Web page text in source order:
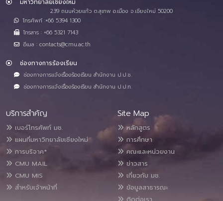
มหาวิทยาลัยเชียงใหม่
239 ถนนห้วยแก้ว ต.สุเทพ อ.เมือง จ.เชียงใหม่ 50200
โทรศัพท์ :+66 5394 1300
โทรสาร : +66 5321 7143
อีเมล : contacts@cmu.ac.th
ช่องทางการร้องเรียน
ช่องทางการแจ้งเรื่องร้องเรียน สำนักงาน ป.ป.ช.
ช่องทางการแจ้งเรื่องร้องเรียน สำนักงาน ป.ป.ท.
บริการสำคัญ
เบอร์โทรศัพท์ มช.
แผนที่มหาวิทยาลัยเชียงใหม่
การบริจาค*
CMU MAIL
CMU MIS
สำหรับเจ้าหน้าที่
Site Map
หลักสูตร
การศึกษา
คณะและหน่วยงาน
ข่าวสาร
เกี่ยวกับ มช.
ข้อมูลสาธารณะ